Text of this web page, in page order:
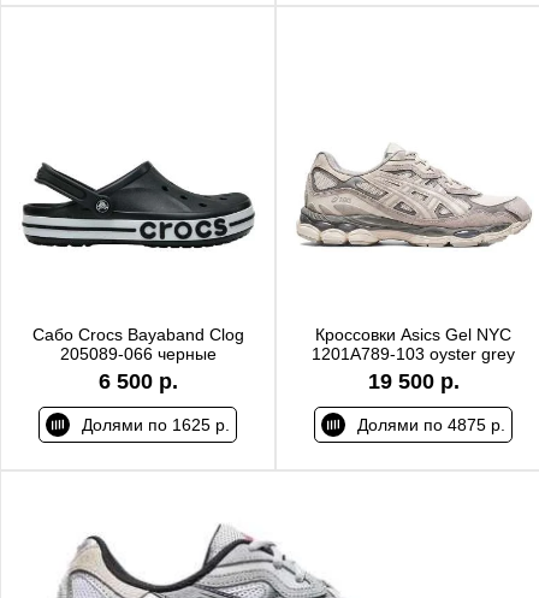
Сабо Crocs Bayaband Clog
205089-066 черные
6 500 р.
Долями по 1625 р.
Кроссовки Asics Gel NYC
1201A789-103 oyster grey
19 500 р.
Долями по 4875 р.